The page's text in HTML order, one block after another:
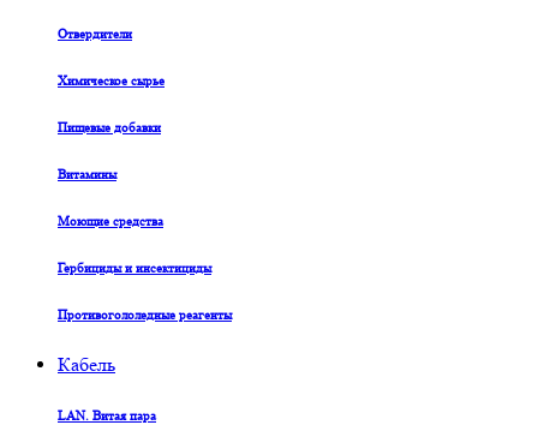
Отвердители
Химическое сырье
Пищевые добавки
Витамины
Моющие средства
Гербициды и инсектициды
Противогололедные реагенты
Кабель
LAN. Витая пара